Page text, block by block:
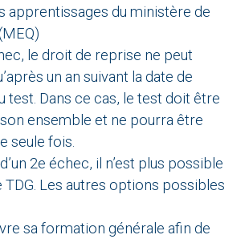
apprentissages du ministère de
le droit de reprise ne peut
un an suivant la date de
test. Dans ce cas, le test doit être
ensemble et ne pourra être
seule fois.
2e échec, il n’est plus possible
TDG. Les autres options possibles
sa formation générale afin de